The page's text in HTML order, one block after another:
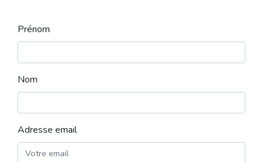
Prénom
Nom
Adresse email